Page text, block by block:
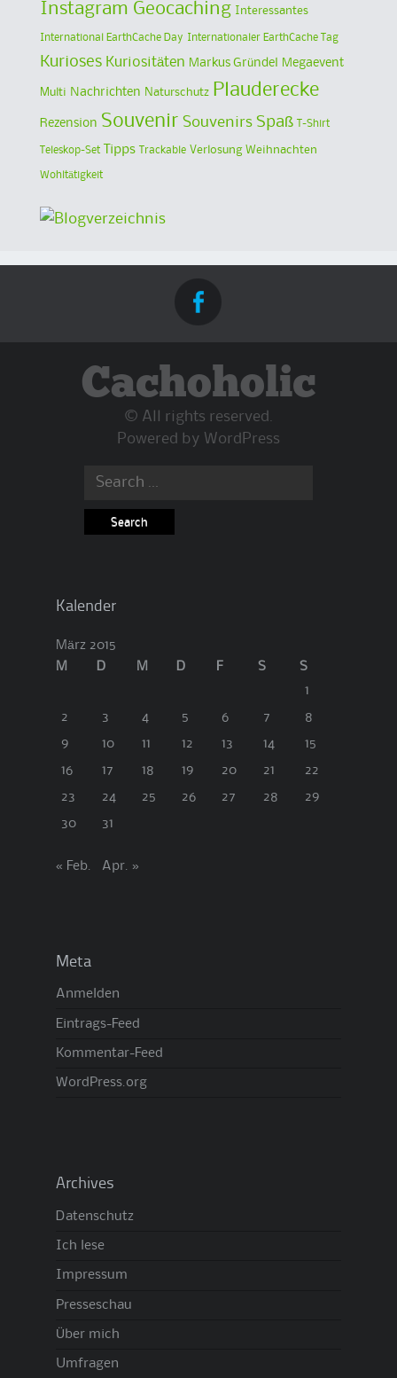
Instagram Geocaching Interessantes
International EarthCache Day Internationaler EarthCache Tag
Kurioses Kuriositäten Markus Gründel Megaevent
Multi Nachrichten Naturschutz Plauderecke
Rezension Souvenir Souvenirs Spaß T-Shirt
Teleskop-Set Tipps Trackable Verlosung Weihnachten
Wohltätigkeit
Cachoholic
© All rights reserved.
Powered by WordPress
Search
Kalender
März 2015
M
D M D F S
S
1
2 3 4 5 6 7 8
9 10 11 12 13 14 15
16 17 18 19 20 21 22
23 24 25 26 27 28 29
30 31
« Feb. Apr. »
Meta
Anmelden
Eintrags-Feed
Kommentar-Feed
WordPress.org
Archives
Datenschutz
Ich lese
Impressum
Presseschau
Über mich
Umfragen